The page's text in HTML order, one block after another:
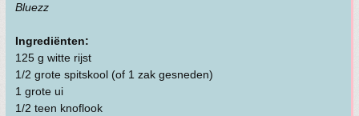
Bluezz
Ingrediënten:
125 g witte rijst
1/2 grote spitskool (of 1 zak gesneden)
1 grote ui
1/2 teen knoflook